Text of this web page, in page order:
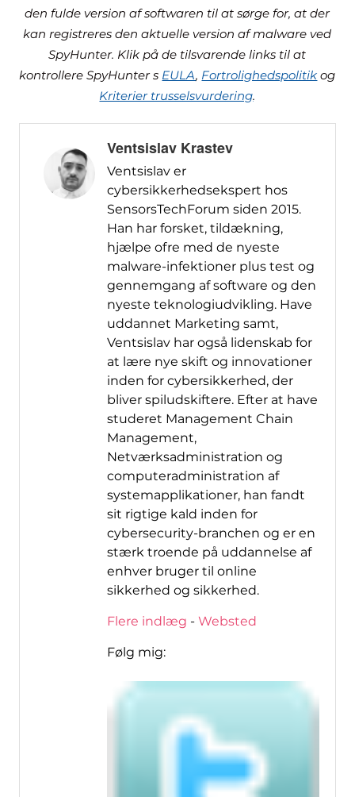
den fulde version af softwaren til at sørge for, at der
kan registreres den aktuelle version af malware ved
SpyHunter. Klik på de tilsvarende links til at
kontrollere SpyHunter s EULA, Fortrolighedspolitik og
Kriterier trusselsvurdering.
Ventsislav Krastev
Ventsislav er
cybersikkerhedsekspert hos
SensorsTechForum siden 2015.
Han har forsket, tildækning,
hjælpe ofre med de nyeste
malware-infektioner plus test og
gennemgang af software og den
nyeste teknologiudvikling. Have
uddannet Marketing samt,
Ventsislav har også lidenskab for
at lære nye skift og innovationer
inden for cybersikkerhed, der
bliver spiludskiftere. Efter at have
studeret Management Chain
Management,
Netværksadministration og
computeradministration af
systemapplikationer, han fandt
sit rigtige kald inden for
cybersecurity-branchen og er en
stærk troende på uddannelse af
enhver bruger til online
sikkerhed og sikkerhed.
Flere indlæg - Websted
Følg mig: